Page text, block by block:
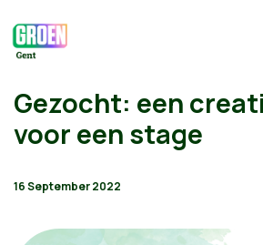
Gezocht: een
voor een stage
16 September 2022